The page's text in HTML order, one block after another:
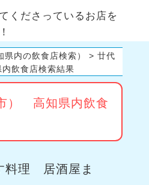
くださっているお店を
県内の飲食店検索） > 廿代
飲食店検索結果
） 高知県内飲食
料理 居酒屋ま